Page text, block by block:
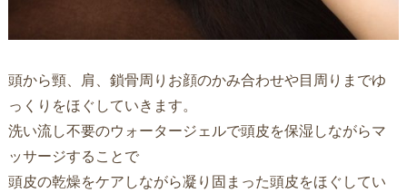
頭から頸、肩、鎖骨周りお顔のかみ合わせや目周りまでゆ
っくりをほぐしていきます。
洗い流し不要のウォータージェルで頭皮を保湿しながらマ
ッサージすることで
頭皮の乾燥をケアしながら凝り固まった頭皮をほぐしてい